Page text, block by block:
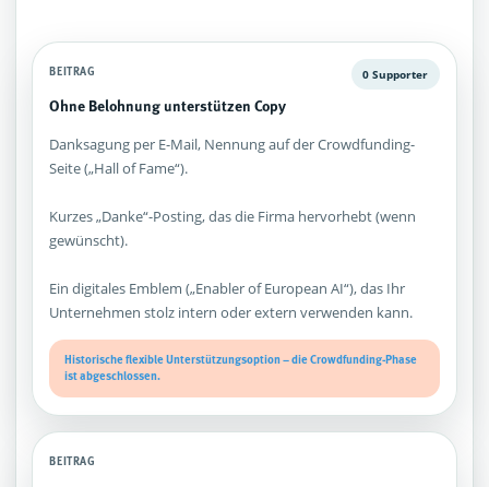
BEITRAG
Ohne Belohnung unterstützen Copy
0 Supporter
Danksagung per E-Mail, Nennung auf der Crowdfunding-
Seite („Hall of Fame“).
Kurzes „Danke“-Posting, das die Firma hervorhebt (wenn
gewünscht).
Ein digitales Emblem („Enabler of European AI“), das Ihr
Unternehmen stolz intern oder extern verwenden kann.
Historische flexible Unterstützungsoption – die Crowdfunding-Phase
ist abgeschlossen.
BEITRAG